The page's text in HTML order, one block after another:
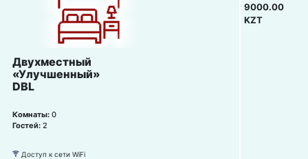
Двухместный
«Улучшенный»
DBL
Комнаты: 0
Гостей: 2
뀄 Доступ к сети WiFi
9000.00
KZT